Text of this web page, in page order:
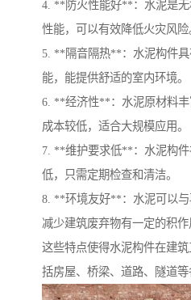
4. **防火性能好**：水泥是
性能，可以有效降低火灾风险
5. **隔音隔热**：水泥构件
能，能提供舒适的室内环境。
6. **经济性**：水泥原材料丰
成本较低，适合大规模应用。
7. **维护要求低**：水泥构
低，只需定期检查和清洁。
8. **环境友好**：水泥可以
减少建筑废弃物有一定的积作
这些特点使得水泥构件在建
括房屋、桥梁、道路、隧道等